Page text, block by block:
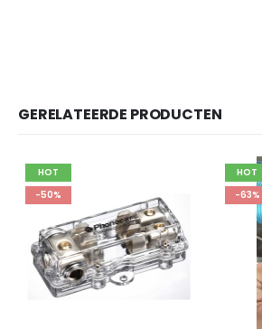
GERELATEERDE PRODUCTEN
HOT
-63%
HOT
-66%